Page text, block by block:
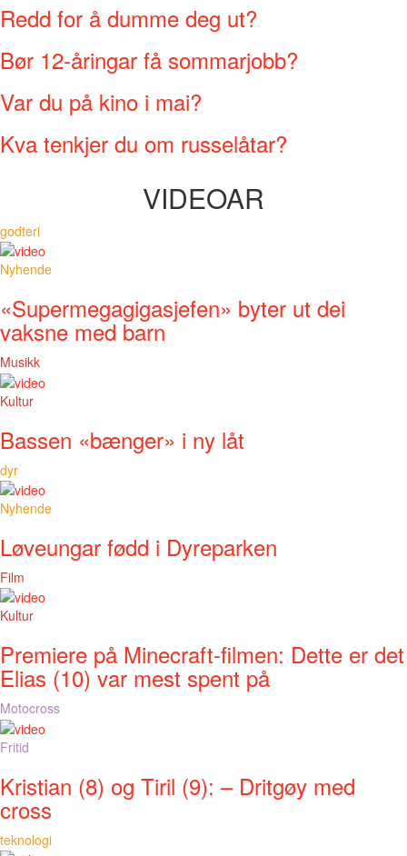
Redd for å dumme deg ut?
Bør 12-åringar få sommarjobb?
Var du på kino i mai?
Kva tenkjer du om russelåtar?
VIDEOAR
godteri
Nyhende
«Supermegagigasjefen» byter ut dei
vaksne med barn
Musikk
Kultur
Bassen «bænger» i ny låt
dyr
Nyhende
Løveungar fødd i Dyreparken
Film
Kultur
Premiere på Minecraft-filmen: Dette er det
Elias (10) var mest spent på
Motocross
Fritid
Kristian (8) og Tiril (9): – Dritgøy med
cross
teknologi